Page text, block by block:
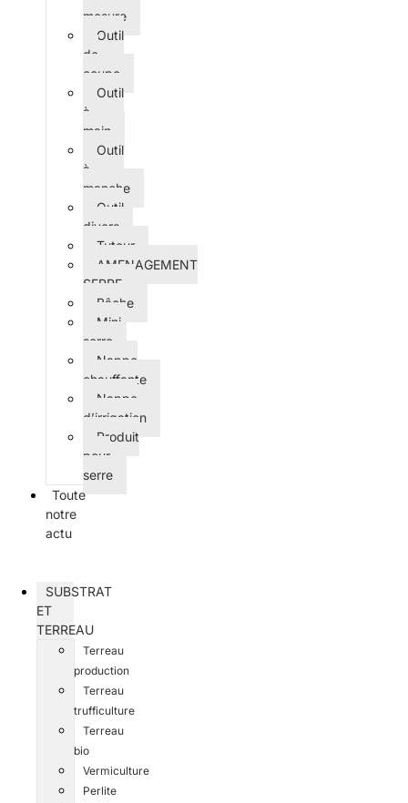
mesure
Outil
de
coupe
Outil
à
main
Outil
à
manche
Outil
divers
Tuteur
AMENAGEMENT
SERRE
Bâche
Mini-
serre
Nappe
chauffante
Nappe
d’irrigation
Produit
pour
serre
Toute
notre
actu
SUBSTRAT
ET
TERREAU
Terreau
production
Terreau
trufficulture
Terreau
bio
Vermiculture
Perlite